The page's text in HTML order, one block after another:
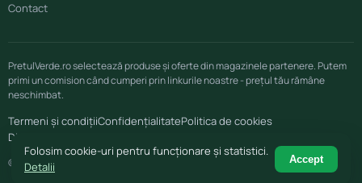
Contact
PretulVerde.ro selectează produse și oferte din magazinele partenere. Putem
primi un comision când cumperi prin linkurile noastre - prețul tău rămâne
neschimbat.
Termeni și condițiiConfidențialitatePolitica de cookies
Disclaimer afiliere
© 2026 PretulVerde.ro
Folosim cookie-uri pentru funcționare și statistici.
Detalii
Accept